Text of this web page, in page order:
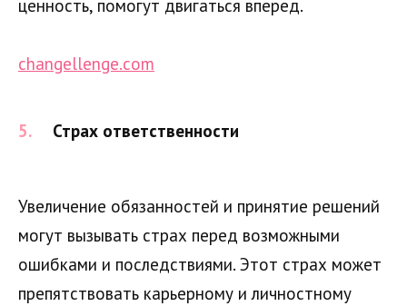
ценность, помогут двигаться вперед.
changellenge.com
Страх ответственности
Увеличение обязанностей и принятие решений
могут вызывать страх перед возможными
ошибками и последствиями. Этот страх может
препятствовать карьерному и личностному